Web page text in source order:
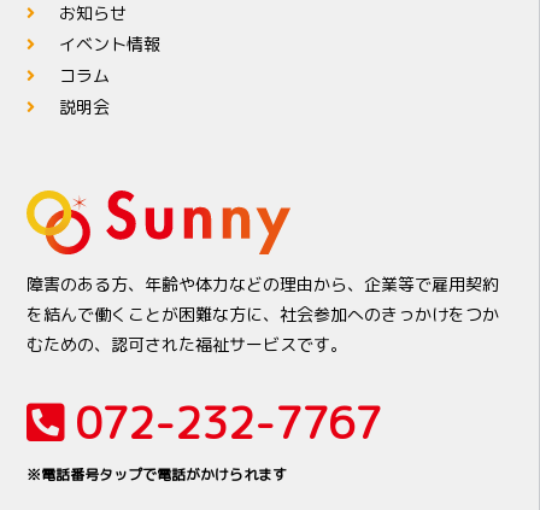
お知らせ
イベント情報
コラム
説明会
障害のある方、年齢や体力などの理由から、企業等で雇用契約
を結んで働くことが困難な方に、社会参加へのきっかけをつか
むための、認可された福祉サービスです。
072-232-7767
※電話番号タップで電話がかけられます